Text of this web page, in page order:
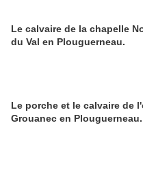
Le calvaire de la chapelle
du Val en Plouguerneau.
Le porche et le calvaire de
Grouanec en Plouguerneau.